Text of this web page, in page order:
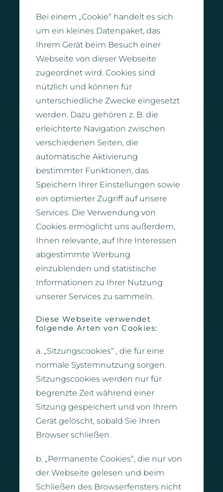
Bei einem „Cookie“ handelt es sich
um ein kleines Datenpaket, das
Ihrem Gerät beim Besuch einer
Webseite von dieser Webseite
zugeordnet wird. Cookies sind
nützlich und können für
unterschiedliche Zwecke eingesetzt
werden. Dazu gehören z. B. die
erleichterte Navigation zwischen
verschiedenen Seiten, die
automatische Aktivierung
bestimmter Funktionen, das
Speichern Ihrer Einstellungen sowie
ein optimierter Zugriff auf unsere
Services. Die Verwendung von
Cookies ermöglicht uns außerdem,
Ihnen relevante, auf Ihre Interessen
abgestimmte Werbung
einzublenden und statistische
Informationen zu Ihrer Nutzung
unserer Services zu sammeln.
Diese Webseite verwendet
folgende Arten von Cookies:
a. „Sitzungscookies“ , die für eine
normale Systemnutzung sorgen.
Sitzungscookies werden nur für
begrenzte Zeit während einer
Sitzung gespeichert und von Ihrem
Gerät gelöscht, sobald Sie Ihren
Browser schließen.
b. „Permanente Cookies“, die nur von
der Webseite gelesen und beim
Schließen des Browserfensters nicht